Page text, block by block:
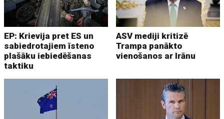
EP: Krievija pret ES un
sabiedrotajiem īsteno
plašāku iebiedēšanas
taktiku
ASV mediji kritizē
Trampa panākto
vienošanos ar Irānu